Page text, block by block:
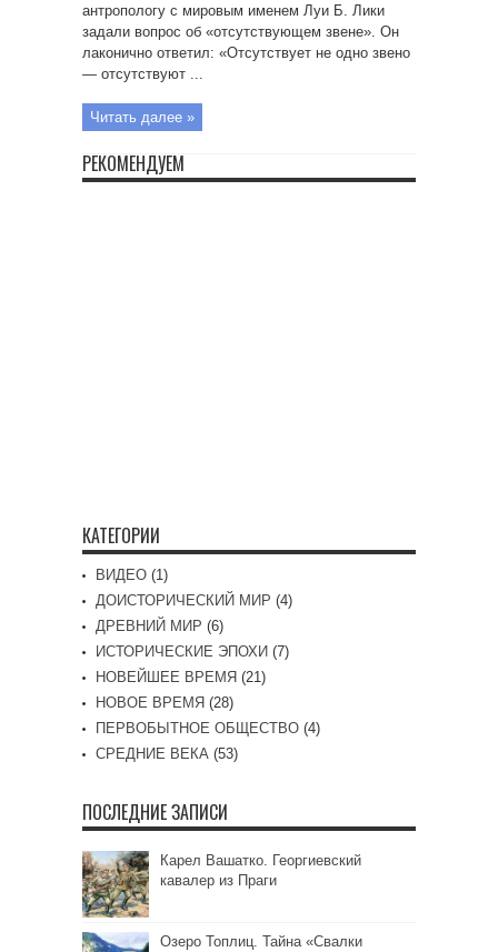
антропологу с мировым именем Луи Б. Лики
задали вопрос об «отсутствующем звене». Он
лаконично ответил: «Отсутствует не одно звено
— отсутствуют ...
Читать далее »
РЕКОМЕНДУЕМ
КАТЕГОРИИ
ВИДЕО (1)
ДОИСТОРИЧЕСКИЙ МИР (4)
ДРЕВНИЙ МИР (6)
ИСТОРИЧЕСКИЕ ЭПОХИ (7)
НОВЕЙШЕЕ ВРЕМЯ (21)
НОВОЕ ВРЕМЯ (28)
ПЕРВОБЫТНОЕ ОБЩЕСТВО (4)
СРЕДНИЕ ВЕКА (53)
ПОСЛЕДНИЕ ЗАПИСИ
Карел Вашатко. Георгиевский
кавалер из Праги
Озеро Топлиц. Тайна «Свалки